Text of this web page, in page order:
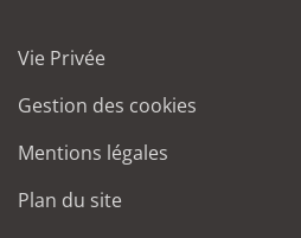
Vie Privée
Gestion des cookies
Mentions légales
Plan du site